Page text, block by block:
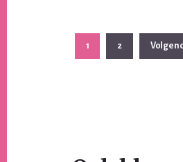
Pagina
1 Pagina
2
Ga
naar